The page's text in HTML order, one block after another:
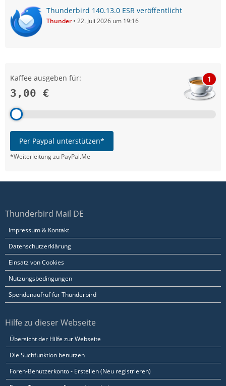
Thunderbird 140.13.0 ESR veröffentlicht
Thunder 22. Juli 2026 um 19:16
Kaffee ausgeben für:
3,00 €
1
Per Paypal unterstützen*
*Weiterleitung zu PayPal.Me
Thunderbird Mail DE
Impressum & Kontakt
Datenschutzerklärung
Einsatz von Cookies
Nutzungsbedingungen
Spendenaufruf für Thunderbird
Hilfe zu dieser Webseite
Übersicht der Hilfe zur Webseite
Die Suchfunktion benutzen
Foren-Benutzerkonto - Erstellen (Neu registrieren)